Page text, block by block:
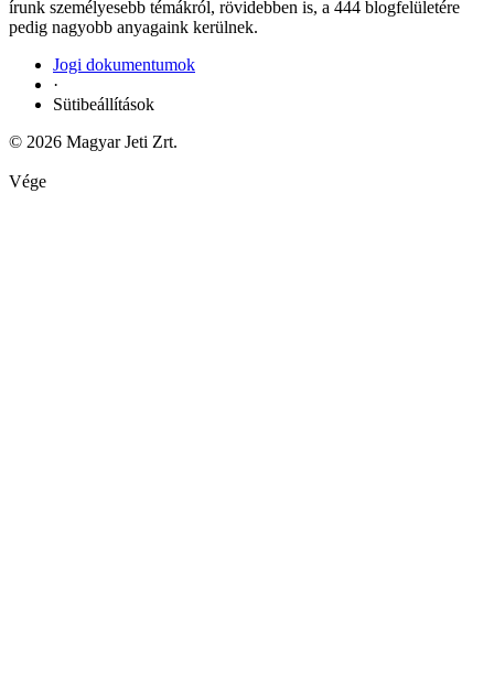
írunk személyesebb témákról, rövidebben is, a 444 blogfelületére
pedig nagyobb anyagaink kerülnek.
Jogi dokumentumok
·
Sütibeállítások
© 2026 Magyar Jeti Zrt.
Vége